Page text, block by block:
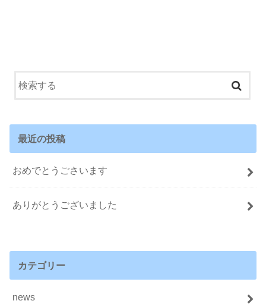
最近の投稿
おめでとうごさいます
ありがとうございました
カテゴリー
news